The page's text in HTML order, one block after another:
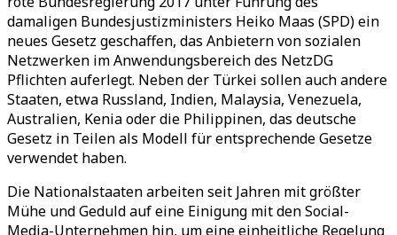
damaligen Bundesjustizministers Heiko Maas (SPD) ein
neues Gesetz geschaffen, das Anbietern von sozialen
Netzwerken im Anwendungsbereich des NetzDG
Pflichten auferlegt. Neben der Türkei sollen auch andere
Staaten, etwa Russland, Indien, Malaysia, Venezuela,
Australien, Kenia oder die Philippinen, das deutsche
Gesetz in Teilen als Modell für entsprechende Gesetze
verwendet haben.
Die Nationalstaaten arbeiten seit Jahren mit größter
Mühe und Geduld auf eine Einigung mit den Social-
Media-Unternehmen hin, um eine einheitliche Regelung